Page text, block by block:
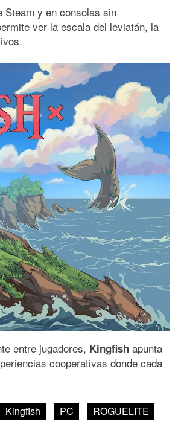
Steam y en consolas sin
ver la escala del leviatán, la
entre jugadores, Kingfish apunta
cooperativas donde cada
Kingfish PC
ROGUELITE